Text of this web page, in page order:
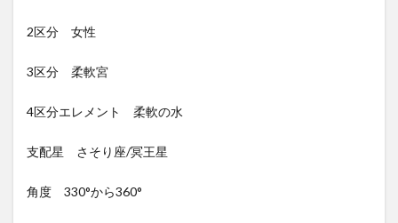
2区分 女性
3区分 柔軟宮
4区分エレメント 柔軟の水
支配星 さそり座/冥王星
角度 330°から360°